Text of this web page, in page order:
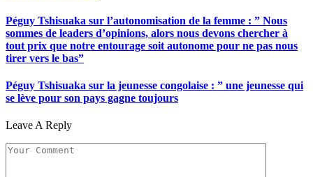
Péguy Tshisuaka sur l’autonomisation de la femme : ” Nous
sommes de leaders d’opinions, alors nous devons chercher à
tout prix que notre entourage soit autonome pour ne pas nous
tirer vers le bas”
Péguy Tshisuaka sur la jeunesse congolaise : ” une jeunesse qui
se lève pour son pays gagne toujours
Leave A Reply